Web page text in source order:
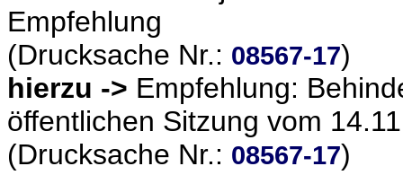
Empfehlung
(Drucksache Nr.: 08567-17)
hierzu -> Empfehlung:
öffentlichen Sitzung vom
(Drucksache Nr.: 08567-17)